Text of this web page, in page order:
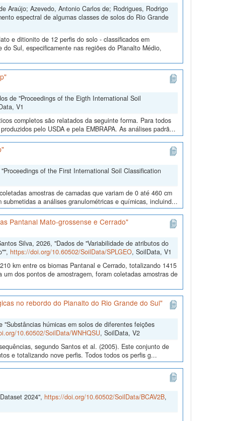
Araújo; Azevedo, Antonio Carlos de; Rodrigues, Rodrigo
espectral de algumas classes de solos do Rio Grande
e ditionito de 12 perfis do solo - classificados em
Sul, especificamente nas regiões do Planalto Médio,
de "Proceedings of the Eigth International Soil
V1
completos são relatados da seguinte forma. Para todos
pelo USDA e pela EMBRAPA. As análises padrã...
of the First International Soil Classification
amostras de camadas que variam de 0 até 460 cm
a análises granulométricas e químicas, incluind...
Pantanal Mato-grossense e Cerrado"
Silva, 2026, "Dados de "Variabilidade de atributos do
https://doi.org/10.60502/SoilData/SPLGEO, SoilData, V1
km entre os biomas Pantanal e Cerrado, totalizando 1415
dos pontos de amostragem, foram coletadas amostras de
no rebordo do Planalto do Rio Grande do Sul"
húmicas em solos de diferentes feições
10.60502/SoilData/WNHQSU, SoilData, V2
segundo Santos et al. (2005). Este conjunto de
e totalizando nove perfis. Todos todos os perfis g...
2024", https://doi.org/10.60502/SoilData/BCAV2B,